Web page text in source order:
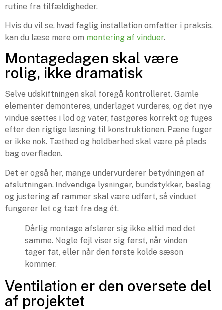
rutine fra tilfældigheder.
Hvis du vil se, hvad faglig installation omfatter i praksis,
kan du læse mere om montering af vinduer.
Montagedagen skal være
rolig, ikke dramatisk
Selve udskiftningen skal foregå kontrolleret. Gamle
elementer demonteres, underlaget vurderes, og det nye
vindue sættes i lod og vater, fastgøres korrekt og fuges
efter den rigtige løsning til konstruktionen. Pæne fuger
er ikke nok. Tæthed og holdbarhed skal være på plads
bag overfladen.
Det er også her, mange undervurderer betydningen af
afslutningen. Indvendige lysninger, bundstykker, beslag
og justering af rammer skal være udført, så vinduet
fungerer let og tæt fra dag ét.
Dårlig montage afslører sig ikke altid med det
samme. Nogle fejl viser sig først, når vinden
tager fat, eller når den første kolde sæson
kommer.
Ventilation er den oversete del
af projektet